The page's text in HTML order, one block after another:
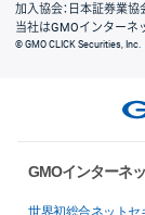
加入協会：日本証券業
当社はGMOインターネ
© GMO CLICK Securities, Inc.
GMOインターネ
世界初総合ネットセ